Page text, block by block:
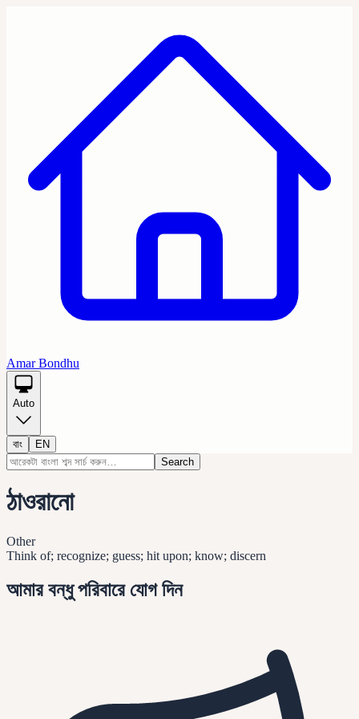
Amar Bondhu
Auto
বাং
EN
Search
ঠাওরানো
Other
Think of; recognize; guess; hit upon; know; discern
আমার বন্ধু পরিবারে যোগ দিন